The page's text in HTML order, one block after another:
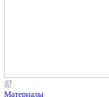
Материалы